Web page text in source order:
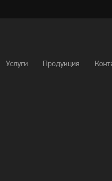
Услуги Продукция